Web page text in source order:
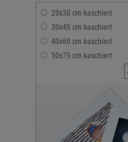
20x30 cm kaschiert
30x45 cm kaschiert
40x60 cm kaschiert
50x75 cm kaschiert